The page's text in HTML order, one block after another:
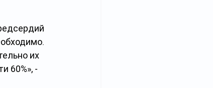
их
60%», -